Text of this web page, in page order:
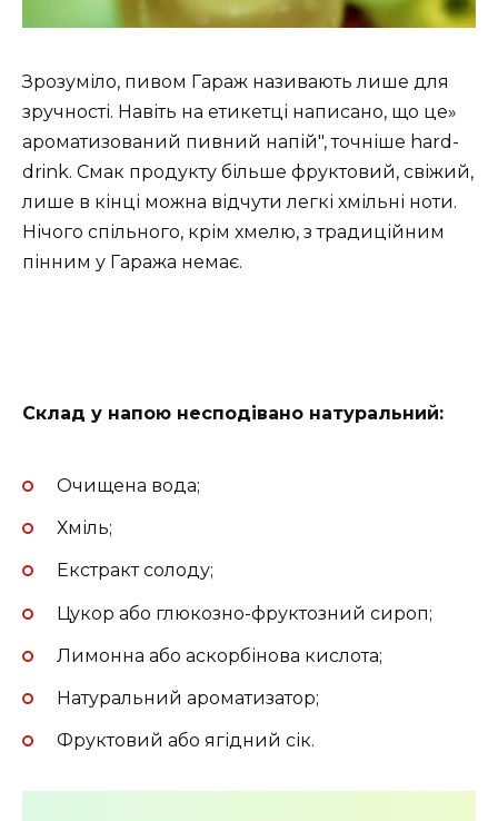
Зрозуміло, пивом Гараж називають лише для
зручності. Навіть на етикетці написано, що це»
ароматизований пивний напій", точніше hard-
drink. Смак продукту більше фруктовий, свіжий,
лише в кінці можна відчути легкі хмільні ноти.
Нічого спільного, крім хмелю, з традиційним
пінним у Гаража немає.
Склад у напою несподівано натуральний:
Очищена вода;
Хміль;
Екстракт солоду;
Цукор або глюкозно-фруктозний сироп;
Лимонна або аскорбінова кислота;
Натуральний ароматизатор;
Фруктовий або ягідний сік.